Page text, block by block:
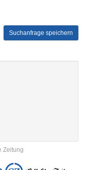
zurück).
Suchanfrage speichern
Zeitung